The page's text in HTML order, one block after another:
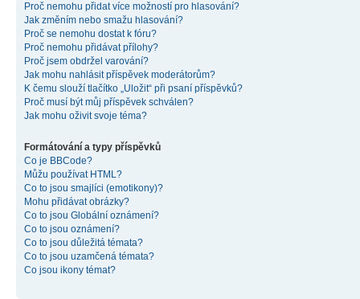
Proč nemohu přidat více možností pro hlasování?
Jak změním nebo smažu hlasování?
Proč se nemohu dostat k fóru?
Proč nemohu přidávat přílohy?
Proč jsem obdržel varování?
Jak mohu nahlásit příspěvek moderátorům?
K čemu slouží tlačítko „Uložit“ při psaní příspěvků?
Proč musí být můj příspěvek schválen?
Jak mohu oživit svoje téma?
Formátování a typy příspěvků
Co je BBCode?
Můžu používat HTML?
Co to jsou smajlíci (emotikony)?
Mohu přidávat obrázky?
Co to jsou Globální oznámení?
Co to jsou oznámení?
Co to jsou důležitá témata?
Co to jsou uzamčená témata?
Co jsou ikony témat?